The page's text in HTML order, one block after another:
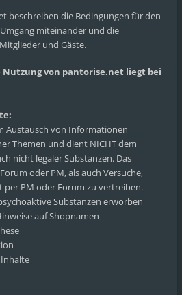
beschreiben die Bedingungen für den
miteinander und die
und Gäste.
von pantorise.net liegt bei
Austausch von Informationen
Themen und dient NICHT dem
nicht legaler Substanzen. Das
oder PM, als auch Versuche,
per PM oder Forum zu vertreiben.
Substanzen erworben
auf Shopnamen